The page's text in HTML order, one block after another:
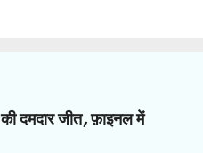
दमदार जीत, फ़ाइनल में